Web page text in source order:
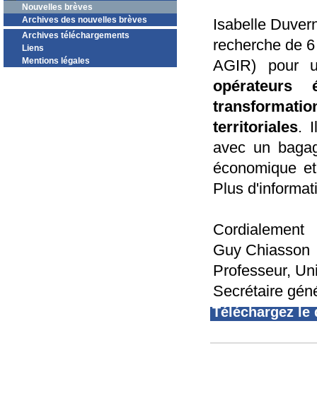
Nouvelles brèves
Archives des nouvelles brèves
Archives téléchargements
Liens
Mentions légales
Isabelle
recherche de
AGIR) pour
opérateurs
territoriales.
avec un
économique
Plus
Cordialement
Guy Chiasson
Professeur,
Secrétaire
Téléchargez le